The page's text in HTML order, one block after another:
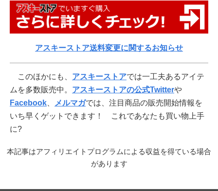
アスキーストア送料変更に関するお知らせ
このほかにも、 アスキーストアでは一工夫あるアイテ
ムを多数販売中。 アスキーストアの公式Twitterや
Facebook
メルマガでは、注目商品の販売開始情報を
いち早くゲットできます！ これであなたも買い物上手
に?
本記事はアフィリエイトプログラムによる収益を得ている場合
があります